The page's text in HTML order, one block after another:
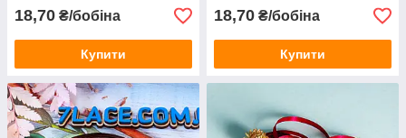
18,70 ₴/бобіна
Купити
18,70 ₴/бобіна
Купити